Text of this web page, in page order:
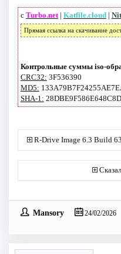
с Turbo.net| Katfile.cloud|
Прямая ссылка на скачивание
Контрольные суммы iso-
CRC32: 3F536390
MD5:
SHA-1:
R-Drive Image 6.3 Build
Mansory 24/02/2026